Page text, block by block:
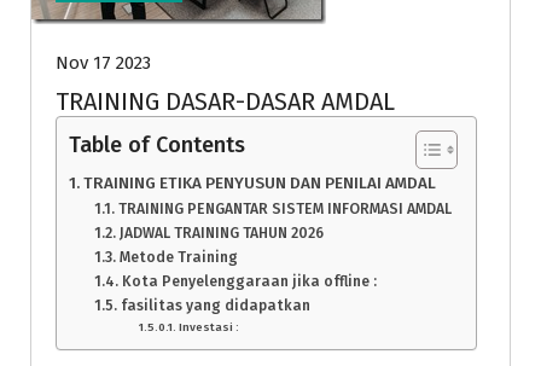
Nov 17 2023
TRAINING DASAR-DASAR AMDAL
Table of Contents
TRAINING ETIKA PENYUSUN DAN PENILAI AMDAL
TRAINING PENGANTAR SISTEM INFORMASI AMDAL
JADWAL TRAINING TAHUN 2026
Metode Training
Kota Penyelenggaraan jika offline :
fasilitas yang didapatkan
Investasi :